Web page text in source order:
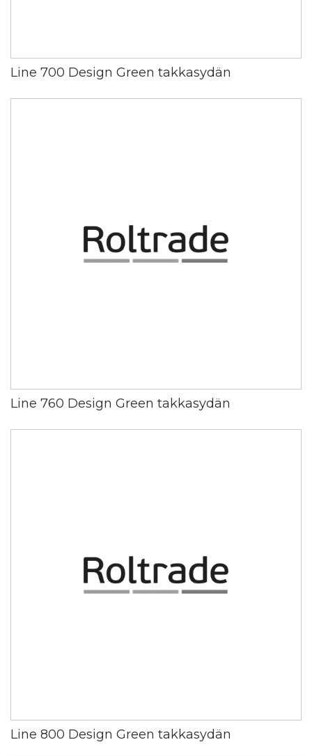
Line 700 Design Green takkasydän
Line 760 Design Green takkasydän
Line 800 Design Green takkasydän